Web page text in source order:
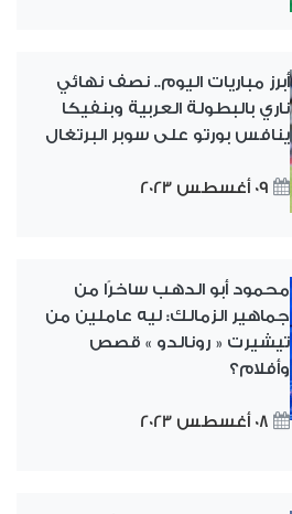
أبرز مباريات اليوم.. نصف نهائي
ناري بالبطولة العربية وبنفيكا
ينافس بورتو على سوبر البرتغال
09 أغسطس 2023
محمود أبو الدهب ساخرًا من
جماهير الزمالك: ليه عاملين من
تيشيرت « رونالدو » قصص
وأفلام؟
08 أغسطس 2023